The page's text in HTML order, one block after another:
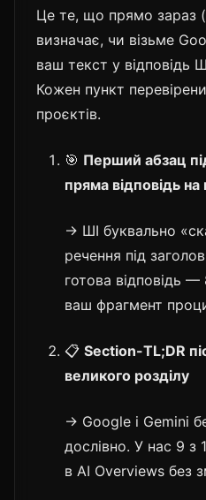
Це те, що прямо зараз
визначає, чи візьме
ваш текст у відповідь
Кожен пункт
проєктів.
🎯 Перший абзац
пряма відповідь
→ ШІ буквально
речення під
готова відповідь
ваш фрагмент
📋 Section-TL;DR
великого розділу
→ Google і Gemini
дослівно. У нас 9 з
в AI Overviews без